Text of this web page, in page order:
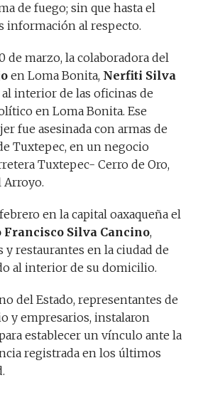
de fuego; sin que hasta el
información al respecto.
de marzo, la colaboradora del
en Loma Bonita, Nerfiti Silva
interior de las oficinas de
en Loma Bonita. Ese
fue asesinada con armas de
Tuxtepec, en un negocio
Tuxtepec- Cerro de Oro,
Arroyo.
en la capital oaxaqueña el
Francisco Silva Cancino,
y restaurantes en la ciudad de
al interior de su domicilio.
del Estado, representantes de
y empresarios, instalaron
establecer un vínculo ante la
registrada en los últimos